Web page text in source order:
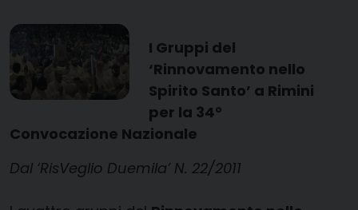
I Gruppi del
‘Rinnovamento nello
Spirito Santo’ a Rimini
per la 34°
Convocazione Nazionale
Dal ‘RisVeglio Duemila’ N. 22/2011